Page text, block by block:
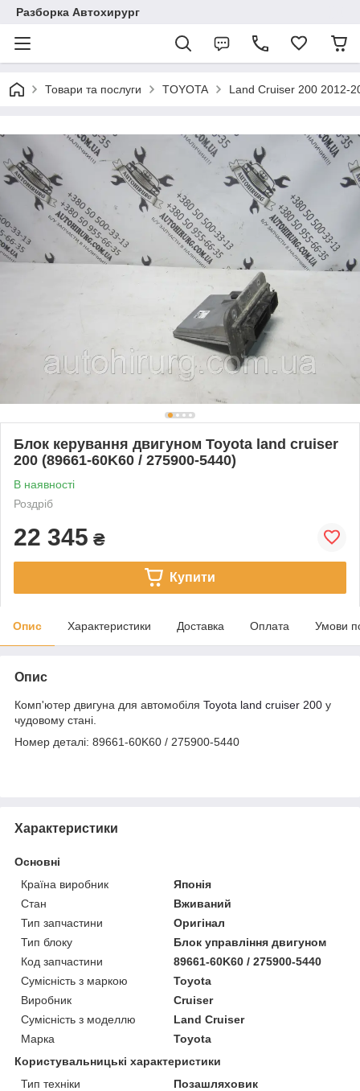
Разборка Автохирург
Товари та послуги TOYOTA Land Cruiser 200 2012-
Блок керування двигуном Toyota land cruiser
200 (89661-60K60 / 275900-5440)
В наявності
Роздріб
22 345 ₴
Купити
Опис Характеристики Доставка Оплата Умови
Опис
Комп'ютер двигуна для автомобіля Toyota land cruiser 200 у
чудовому стані.
Номер деталі: 89661-60K60 / 275900-5440
Характеристики
Основні
Країна виробник
Японія
Стан
Вживаний
Тип запчастини
Оригінал
Тип блоку
Блок управління двигуном
Код запчастини
89661-60K60 / 275900-5440
Сумісність з маркою
Toyota
Виробник
Cruiser
Сумісність з моделлю
Land Cruiser
Марка
Toyota
Користувальницькі характеристики
Тип техніки
Позашляховик